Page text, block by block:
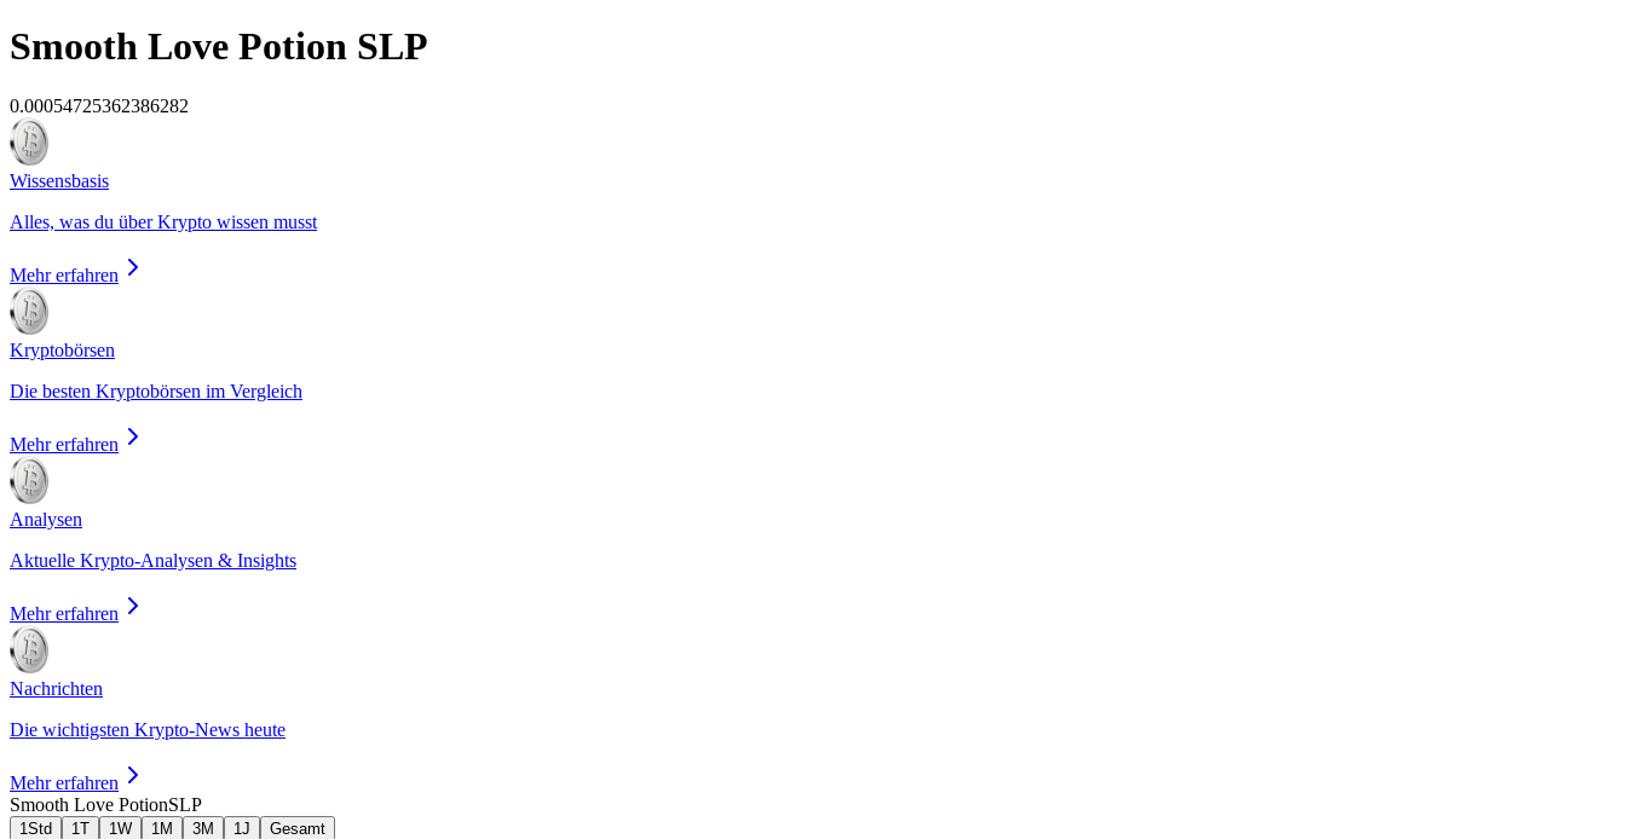
Smooth Love Potion SLP
0.00054725362386282
Wissensbasis
Alles, was du über Krypto wissen musst
Mehr erfahren
Kryptobörsen
Die besten Kryptobörsen im Vergleich
Mehr erfahren
Analysen
Aktuelle Krypto-Analysen & Insights
Mehr erfahren
Nachrichten
Die wichtigsten Krypto-News heute
Mehr erfahren
Smooth Love PotionSLP
1Std 1T 1W 1M 3M 1J Gesamt